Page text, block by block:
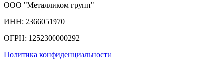
ООО "Металликом групп"
ИНН: 2366051970
ОГРН: 1252300000292
Политика конфиденциальности